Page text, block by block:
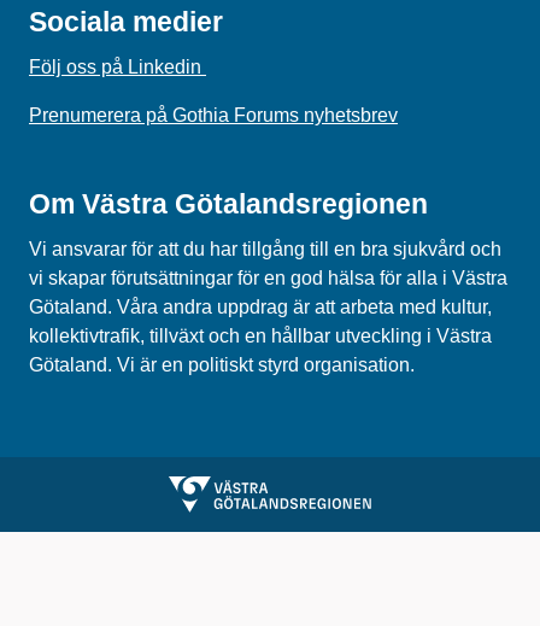
Sociala medier
Följ oss på Linkedin
Prenumerera på Gothia Forums nyhetsbrev
Om Västra Götalandsregionen
Vi ansvarar för att du har tillgång till en bra sjukvård och
vi skapar förutsättningar för en god hälsa för alla i Västra
Götaland. Våra andra uppdrag är att arbeta med kultur,
kollektivtrafik, tillväxt och en hållbar utveckling i Västra
Götaland. Vi är en politiskt styrd organisation.